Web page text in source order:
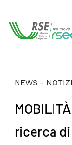
NEWS -
ricerca di